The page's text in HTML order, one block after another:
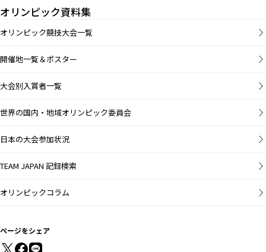
オリンピック資料集
オリンピック競技大会一覧
開催地一覧＆ポスター
大会別入賞者一覧
世界の国内・地域オリンピック委員会
日本の大会参加状況
TEAM JAPAN 記録検索
オリンピックコラム
ページをシェア